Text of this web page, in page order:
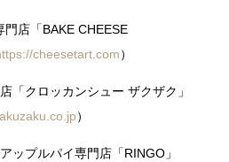
店「BAKE CHEESE
cheesetart.com）
クロッカンシュー ザクザク」
）
プルパイ専門店「RINGO」